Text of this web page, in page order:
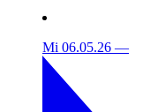
Mi 06.05.26 —